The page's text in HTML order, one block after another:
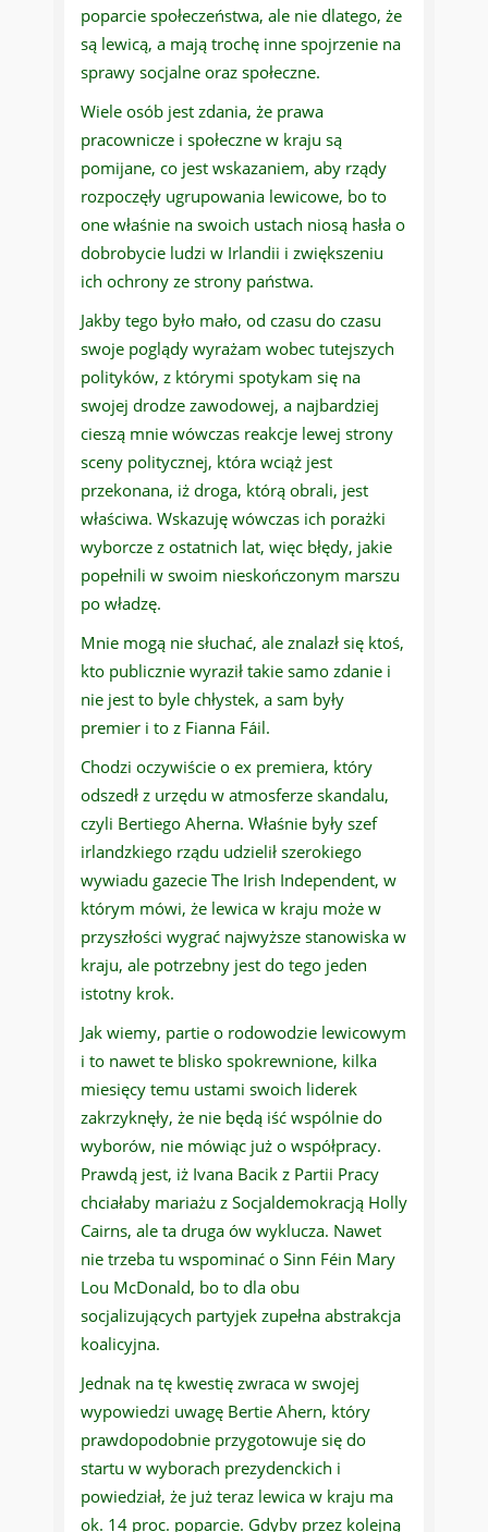
poparcie społeczeństwa, ale nie dlatego, że
są lewicą, a mają trochę inne spojrzenie na
sprawy socjalne oraz społeczne.
Wiele osób jest zdania, że prawa
pracownicze i społeczne w kraju są
pomijane, co jest wskazaniem, aby rządy
rozpoczęły ugrupowania lewicowe, bo to
one właśnie na swoich ustach niosą hasła o
dobrobycie ludzi w Irlandii i zwiększeniu
ich ochrony ze strony państwa.
Jakby tego było mało, od czasu do czasu
swoje poglądy wyrażam wobec tutejszych
polityków, z którymi spotykam się na
swojej drodze zawodowej, a najbardziej
cieszą mnie wówczas reakcje lewej strony
sceny politycznej, która wciąż jest
przekonana, iż droga, którą obrali, jest
właściwa. Wskazuję wówczas ich porażki
wyborcze z ostatnich lat, więc błędy, jakie
popełnili w swoim nieskończonym marszu
po władzę.
Mnie mogą nie słuchać, ale znalazł się ktoś,
kto publicznie wyraził takie samo zdanie i
nie jest to byle chłystek, a sam były
premier i to z Fianna Fáil.
Chodzi oczywiście o ex premiera, który
odszedł z urzędu w atmosferze skandalu,
czyli Bertiego Aherna. Właśnie były szef
irlandzkiego rządu udzielił szerokiego
wywiadu gazecie The Irish Independent, w
którym mówi, że lewica w kraju może w
przyszłości wygrać najwyższe stanowiska w
kraju, ale potrzebny jest do tego jeden
istotny krok.
Jak wiemy, partie o rodowodzie lewicowym
i to nawet te blisko spokrewnione, kilka
miesięcy temu ustami swoich liderek
zakrzyknęły, że nie będą iść wspólnie do
wyborów, nie mówiąc już o współpracy.
Prawdą jest, iż Ivana Bacik z Partii Pracy
chciałaby mariażu z Socjaldemokracją Holly
Cairns, ale ta druga ów wyklucza. Nawet
nie trzeba tu wspominać o Sinn Féin Mary
Lou McDonald, bo to dla obu
socjalizujących partyjek zupełna abstrakcja
koalicyjna.
Jednak na tę kwestię zwraca w swojej
wypowiedzi uwagę Bertie Ahern, który
prawdopodobnie przygotowuje się do
startu w wyborach prezydenckich i
powiedział, że już teraz lewica w kraju ma
ok. 14 proc. poparcie. Gdyby przez kolejną